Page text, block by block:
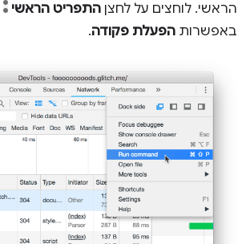
הראשי. לוחצים על לחצן התפריט הראשי
באפשרות הפעלת פקודה.